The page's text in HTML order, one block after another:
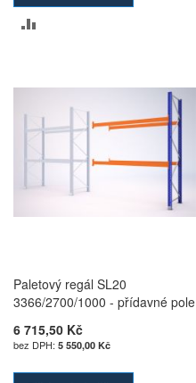
POROVNÁNÍ
Paletový regál SL20
3366/2700/1000 - přídavné pole
6 715,50 Kč
5 550,00 Kč